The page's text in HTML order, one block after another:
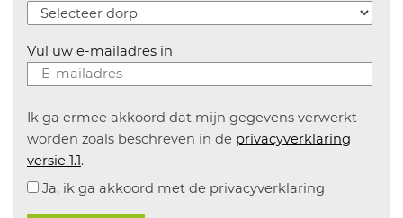
Vul uw e-mailadres in
Ik ga ermee akkoord dat mijn gegevens verwerkt
worden zoals beschreven in de privacyverklaring
versie 1.1.
Ja, ik ga akkoord met de privacyverklaring